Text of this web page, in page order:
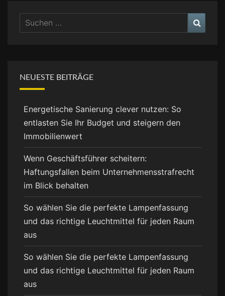
Suchen
nach:
NEUESTE BEITRÄGE
Energetische Sanierung clever nutzen: So
entlasten Sie Ihr Budget und steigern den
Immobilienwert
Wenn Geschäftsführer scheitern:
Haftungsfallen beim Unternehmensstrafrecht
im Blick behalten
So wählen Sie die perfekte Lampenfassung
und das richtige Leuchtmittel für jeden Raum
aus
So wählen Sie die perfekte Lampenfassung
und das richtige Leuchtmittel für jeden Raum
aus